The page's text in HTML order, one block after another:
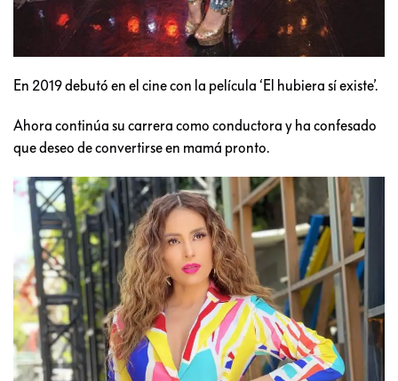
En 2019 debutó en el cine con la película ‘El hubiera sí existe’.
Ahora continúa su carrera como conductora y ha confesado
que deseo de convertirse en mamá pronto.